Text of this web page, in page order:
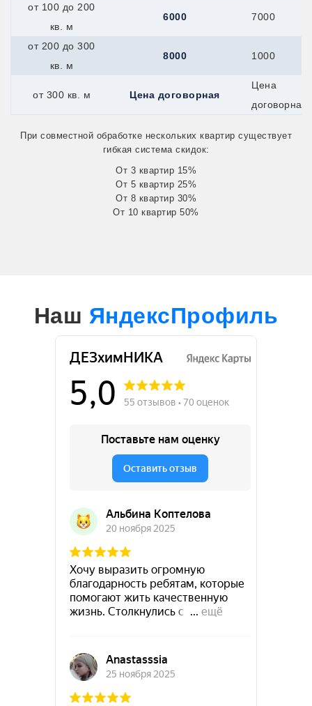
от 100 до 200
кв. м
6000 7000
от 200 до 300
кв. м
8000 1000
от 300 кв. м Цена договорная
Цена
договорная
При совместной обработке нескольких квартир существует
гибкая система скидок:
От 3 квартир 15%
От 5 квартир 25%
От 8 квартир 30%
От 10 квартир 50%
Наш ЯндексПрофиль